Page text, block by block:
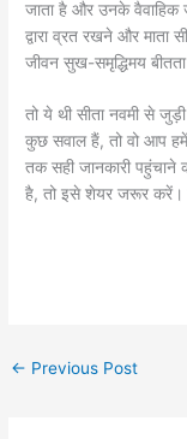
जाता है और उनके वैवाहिक
द्वारा व्रत रखने और माता
जीवन सुख-समृद्धिमय
तो ये थी सीता नवमी से
कुछ सवाल हैं, तो वो आप
तक सही जानकारी पहुंचाने
है, तो इसे शेयर जरूर करें।
← Previous Post